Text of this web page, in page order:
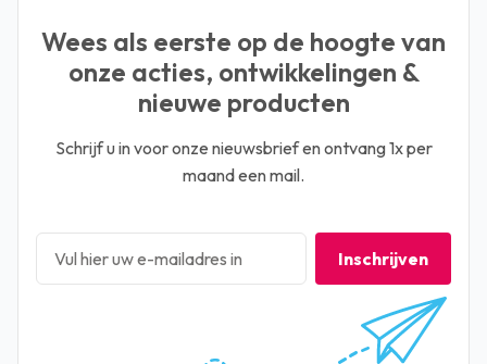
Wees als eerste op de hoogte van
onze acties, ontwikkelingen &
nieuwe producten
Schrijf u in voor onze nieuwsbrief en ontvang 1x per
maand een mail.
Inschrijven